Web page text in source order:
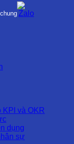
KPI và OKR
dụng
sự